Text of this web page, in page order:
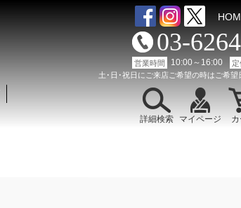
詳細検索 マイページ カ
03-
営業時間 10:00～16:00 定
土･日･祝日にご来店ご希望の時はご希望